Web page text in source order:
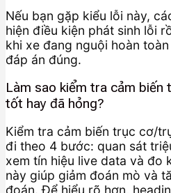
Nếu bạn gặp kiểu lỗi này,
hiện điều kiện phát sinh lỗi
khi xe đang nguội hoàn
đáp án đúng.
Làm sao kiểm tra cảm
tốt hay đã hỏng?
Kiểm tra cảm biến trục cơ/
đi theo 4 bước: quan sát
xem tín hiệu live data và đo
này giúp giảm đoán mò và
đoán. Để hiểu rõ hơn,